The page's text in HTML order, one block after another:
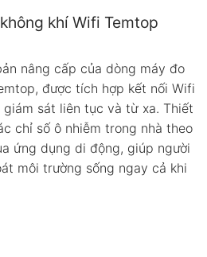
khí Wifi Temtop
nâng cấp của dòng máy đo
được tích hợp kết nối Wifi
sát liên tục và từ xa. Thiết
chỉ số ô nhiễm trong nhà theo
ứng dụng di động, giúp người
môi trường sống ngay cả khi